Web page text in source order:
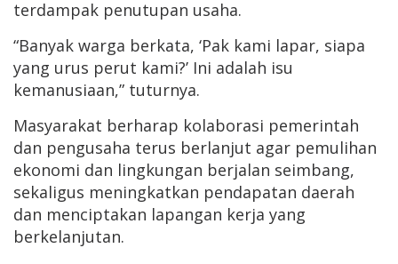
terdampak penutupan usaha.
“Banyak warga berkata, ‘Pak kami lapar, siapa
yang urus perut kami?’ Ini adalah isu
kemanusiaan,” tuturnya.
Masyarakat berharap kolaborasi pemerintah
dan pengusaha terus berlanjut agar pemulihan
ekonomi dan lingkungan berjalan seimbang,
sekaligus meningkatkan pendapatan daerah
dan menciptakan lapangan kerja yang
berkelanjutan.